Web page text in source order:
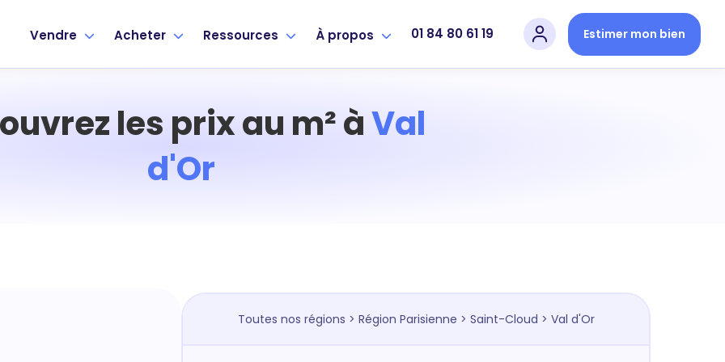
Vendre Acheter Ressources À propos 01 84 80 61 19 Estimer mon bien
les prix au m² àVal
d'Or
Toutes nos régions > Région Parisienne > Saint-Cloud > Val d'Or